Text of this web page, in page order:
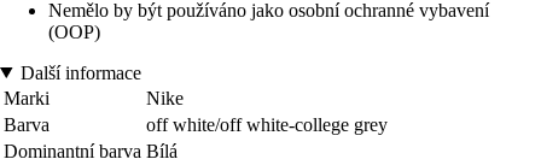
Nemělo by být používáno jako osobní ochranné vybavení
(OOP)
Další informace
Marki
Nike
Barva
off white/off white-college grey
Dominantní barva Bílá